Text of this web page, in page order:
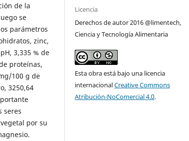
de la
se
parámetros
zinc,
3,335 % de
proteínas,
100 g de
3250,64
seres
por su
Licencia
Derechos de autor 2016 @limentech,
Ciencia y Tecnología Alimentaria
Esta obra está bajo una licencia
internacionalCreative Commons
Atribución-NoComercial 4.0.